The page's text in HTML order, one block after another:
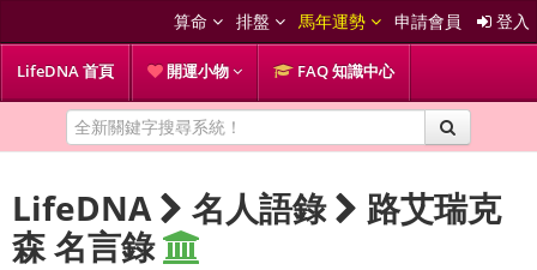
算命 排盤 馬年運勢 申請會員 登入
LifeDNA 首頁 開運小物 FAQ 知識中心
LifeDNA 名人語錄
路艾瑞克
森 名言錄